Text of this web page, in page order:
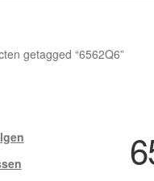
Wereldwijde
getagged “6562Q6”